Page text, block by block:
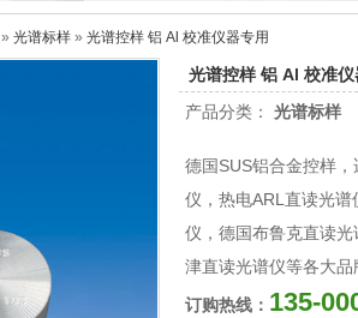
» 光谱标样 » 光谱控样 铝 Al 校准仪器专用
光谱控样 铝 Al 校准仪
产品分类： 光谱标样
德国SUS铝合金控样
仪，热电ARL直读光
仪，德国布鲁克直读
津直读光谱仪等各大品
订购热线： 135-